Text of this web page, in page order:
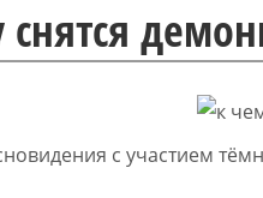
снятся
с участием